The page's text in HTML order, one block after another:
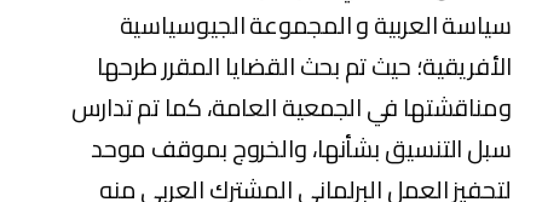
سياسة العربية و المجموعة الجيوسياسية
الأفريقية؛ حيث تم بحث القضايا المقرر طرحها
ومناقشتها في الجمعية العامة، كما تم تدارس
سبل التنسيق بشأنها، والخروج بموقف موحد
لتحفيز العمل البرلماني المشترك العربي منه